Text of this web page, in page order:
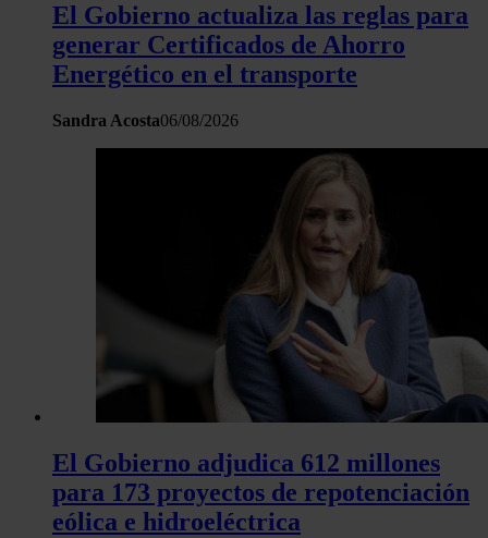
El Gobierno actualiza las reglas para
generar Certificados de Ahorro
Energético en el transporte
Sandra Acosta06/08/2026
El Gobierno adjudica 612 millones
para 173 proyectos de repotenciación
eólica e hidroeléctrica